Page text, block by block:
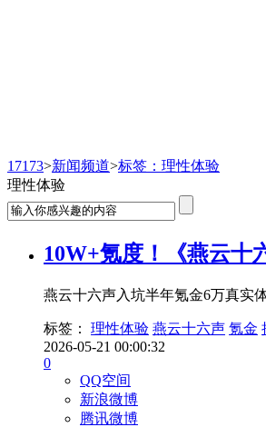
17173>新闻频道>标签：理性体验
理性体验
10W+氪度！《燕云十
燕云十六声入坑半年氪金6万真实
标签： 理性体验 燕云十六声 氪金
2026-05-21 00:00:32
0
QQ空间
新浪微博
腾讯微博